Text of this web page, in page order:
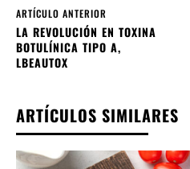
ARTÍCULO ANTERIOR
LA REVOLUCIÓN EN TOXINA
BOTULÍNICA TIPO A,
LBEAUTOX
ARTÍCULOS SIMILARES